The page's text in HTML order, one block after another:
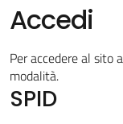
Servizi
Vivere
Galliera
Accedi
Per accedere al sito
modalità.
SPID